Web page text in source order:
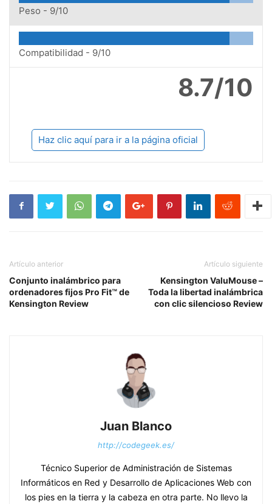
Peso - 9/10
Compatibilidad - 9/10
8.7/10
Haz clic aquí para ir a la página oficial
Artículo anterior
Conjunto inalámbrico para
ordenadores fijos Pro Fit™ de
Kensington Review
Artículo siguiente
Kensington ValuMouse –
Toda la libertad inalámbrica
con clic silencioso Review
Juan Blanco
http://codegeek.es/
Técnico Superior de Administración de Sistemas
Informáticos en Red y Desarrollo de Aplicaciones Web con
los pies en la tierra y la cabeza en otra parte. No llevo la